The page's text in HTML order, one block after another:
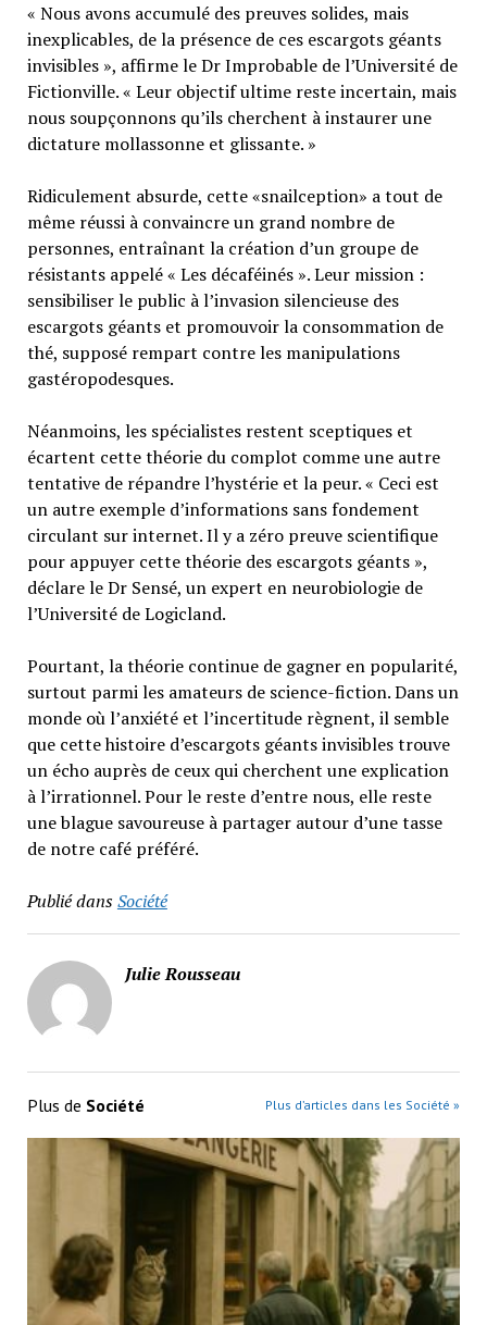
« Nous avons accumulé des preuves solides, mais
inexplicables, de la présence de ces escargots géants
invisibles », affirme le Dr Improbable de l’Université de
Fictionville. « Leur objectif ultime reste incertain, mais
nous soupçonnons qu’ils cherchent à instaurer une
dictature mollassonne et glissante. »
Ridiculement absurde, cette «snailception» a tout de
même réussi à convaincre un grand nombre de
personnes, entraînant la création d’un groupe de
résistants appelé « Les décaféinés ». Leur mission :
sensibiliser le public à l’invasion silencieuse des
escargots géants et promouvoir la consommation de
thé, supposé rempart contre les manipulations
gastéropodesques.
Néanmoins, les spécialistes restent sceptiques et
écartent cette théorie du complot comme une autre
tentative de répandre l’hystérie et la peur. « Ceci est
un autre exemple d’informations sans fondement
circulant sur internet. Il y a zéro preuve scientifique
pour appuyer cette théorie des escargots géants »,
déclare le Dr Sensé, un expert en neurobiologie de
l’Université de Logicland.
Pourtant, la théorie continue de gagner en popularité,
surtout parmi les amateurs de science-fiction. Dans un
monde où l’anxiété et l’incertitude règnent, il semble
que cette histoire d’escargots géants invisibles trouve
un écho auprès de ceux qui cherchent une explication
à l’irrationnel. Pour le reste d’entre nous, elle reste
une blague savoureuse à partager autour d’une tasse
de notre café préféré.
Publié dansSociété
Julie Rousseau
Plus de Société Plus d’articles dans les Société »